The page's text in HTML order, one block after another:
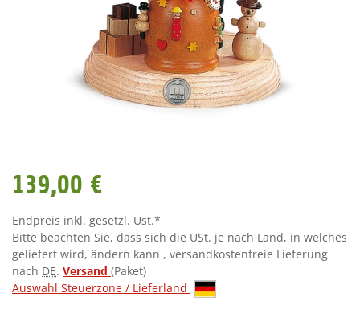
139,00 €
Endpreis inkl. gesetzl. Ust.*
Bitte beachten Sie, dass sich die USt. je nach Land, in welches
geliefert wird, ändern kann , versandkostenfreie Lieferung
nach DE. Versand (Paket)
Auswahl Steuerzone / Lieferland